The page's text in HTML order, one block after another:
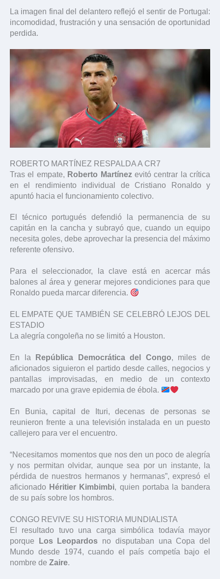
La imagen final del delantero reflejó el sentir de Portugal:
incomodidad, frustración y una sensación de oportunidad
perdida.
ROBERTO MARTÍNEZ RESPALDA A CR7
Tras el empate, Roberto Martínezevitó centrar la crítica
en el rendimiento individual de Cristiano Ronaldo y
apuntó hacia el funcionamiento colectivo.
El técnico portugués defendió la permanencia de su
capitán en la cancha y subrayó que, cuando un equipo
necesita goles, debe aprovechar la presencia del máximo
referente ofensivo.
Para el seleccionador, la clave está en acercar más
balones al área y generar mejores condiciones para que
Ronaldo pueda marcar diferencia.
EL EMPATE QUE TAMBIÉN SE CELEBRÓ LEJOS DEL
ESTADIO
La alegría congoleña no se limitó a Houston.
En la República Democrática del Congo, miles de
aficionados siguieron el partido desde calles, negocios y
pantallas improvisadas, en medio de un contexto
marcado por una grave epidemia de ébola.
En Bunia, capital de Ituri, decenas de personas se
reunieron frente a una televisión instalada en un puesto
callejero para ver el encuentro.
“Necesitamos momentos que nos den un poco de alegría
y nos permitan olvidar, aunque sea por un instante, la
pérdida de nuestros hermanos y hermanas”, expresó el
aficionado Héritier Kimbimbi, quien portaba la bandera
de su país sobre los hombros.
CONGO REVIVE SU HISTORIA MUNDIALISTA
El resultado tuvo una carga simbólica todavía mayor
porque
Los Leopardos no disputaban una Copa del
Mundo desde 1974, cuando el país competía bajo el
nombre de Zaire.